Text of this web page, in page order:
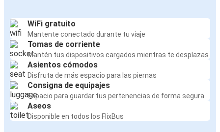
WiFi gratuito
Mantente conectado durante tu viaje
Tomas de corriente
Mantén tus dispositivos cargados mientras te desplazas
Asientos cómodos
Disfruta de más espacio para las piernas
Consigna de equipajes
Espacio para guardar tus pertenencias de forma segura
Aseos
Disponible en todos los FlixBus